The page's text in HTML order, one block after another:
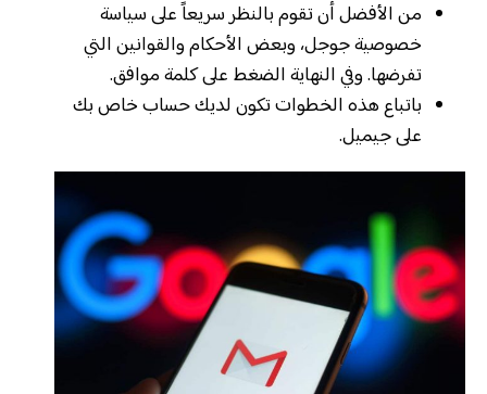
من الأفضل أن تقوم بالنظر سريعاً على سياسة
خصوصية جوجل، وبعض الأحكام والقوانين التي
تفرضها. وفي النهاية الضغط على كلمة موافق.
باتباع هذه الخطوات تكون لديك حساب خاص بك
على جيميل.